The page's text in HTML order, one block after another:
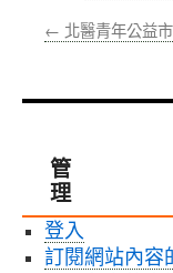
← 北醫青年公益
管
理
登入
訂閱網站內容